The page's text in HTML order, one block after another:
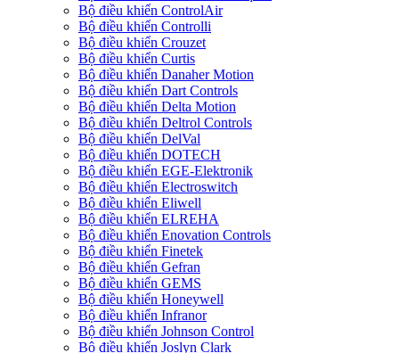
Bộ điều khiển ControlAir
Bộ điều khiển Controlli
Bộ điều khiển Crouzet
Bộ điều khiển Curtis
Bộ điều khiển Danaher Motion
Bộ điều khiển Dart Controls
Bộ điều khiển Delta Motion
Bộ điều khiển Deltrol Controls
Bộ điều khiển DelVal
Bộ điều khiển DOTECH
Bộ điều khiển EGE-Elektronik
Bộ điều khiển Electroswitch
Bộ điều khiển Eliwell
Bộ điều khiển ELREHA
Bộ điều khiển Enovation Controls
Bộ điều khiển Finetek
Bộ điều khiển Gefran
Bộ điều khiển GEMS
Bộ điều khiển Honeywell
Bộ điều khiển Infranor
Bộ điều khiển Johnson Control
Bộ điều khiển Joslyn Clark